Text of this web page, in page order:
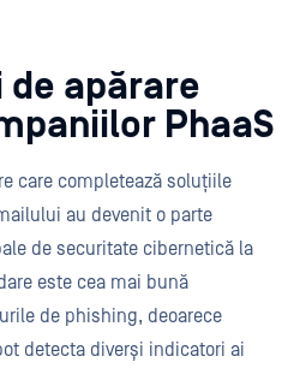
apărare
PhaaS
care completează soluțiile
au devenit o parte
de securitate cibernetică la
este cea mai bună
de phishing, deoarece
detecta diverși indicatori ai